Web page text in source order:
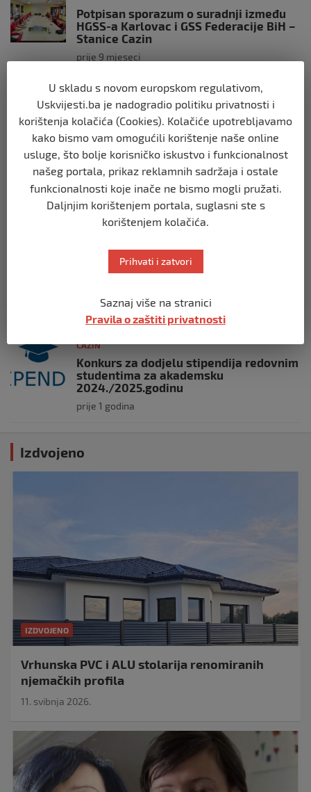
Potpisan sporazum o suradnji između
HGSS-a Karlovac i GSS Federacije BiH –
Stanice Cazin
prije 9 mjeseci
CAZIN
HEROJI GSS-a CAZIN: Spasili psa
zarobljenog na obali Une!
prije 9 mjeseci
CAZIN
Tragedija u Čoralićima: Motociklista
smrtno stradao u saobraćajnoj nesreći
prije 10 mjeseci
Nedin Hozdić – državni prvak Bosne i
prije 10 mjeseci
CAZIN
Konkurs za dodjelu stipendija redovnim
studentima za akademsku
2024./2025.godinu
prije 1 godina
Izdvojeno
IZDVOJENO
Vrhunska PVC i ALU stolarija renomiranih
njemačkih profila
11. svibnja 2026.
U skladu s novom europskom regulativom,
Uskvijesti.ba je nadogradio politiku privatnosti i
korištenja kolačića (Cookies). Kolačiće upotrebljavamo
kako bismo vam omogućili korištenje naše online
usluge, što bolje korisničko iskustvo i funkcionalnost
našeg portala, prikaz reklamnih sadržaja i ostale
funkcionalnosti koje inače ne bismo mogli pružati.
Daljnjim korištenjem portala, suglasni ste s
korištenjem kolačića.
Prihvati i zatvori
Saznaj više na stranici
Pravila o zaštiti privatnosti